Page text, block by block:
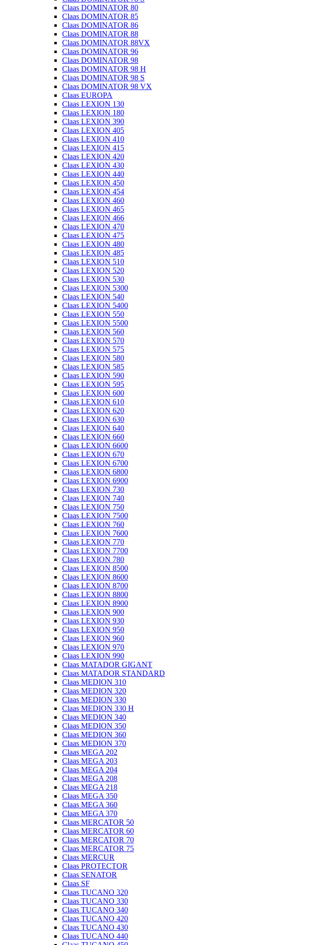
Claas DOMINATOR 80
Claas DOMINATOR 85
Claas DOMINATOR 86
Claas DOMINATOR 88
Claas DOMINATOR 88VX
Claas DOMINATOR 96
Claas DOMINATOR 98
Claas DOMINATOR 98 H
Claas DOMINATOR 98 S
Claas DOMINATOR 98 VX
Claas EUROPA
Claas LEXION 130
Claas LEXION 180
Claas LEXION 390
Claas LEXION 405
Claas LEXION 410
Claas LEXION 415
Claas LEXION 420
Claas LEXION 430
Claas LEXION 440
Claas LEXION 450
Claas LEXION 454
Claas LEXION 460
Claas LEXION 465
Claas LEXION 466
Claas LEXION 470
Claas LEXION 475
Claas LEXION 480
Claas LEXION 485
Claas LEXION 510
Claas LEXION 520
Claas LEXION 530
Claas LEXION 5300
Claas LEXION 540
Claas LEXION 5400
Claas LEXION 550
Claas LEXION 5500
Claas LEXION 560
Claas LEXION 570
Claas LEXION 575
Claas LEXION 580
Claas LEXION 585
Claas LEXION 590
Claas LEXION 595
Claas LEXION 600
Claas LEXION 610
Claas LEXION 620
Claas LEXION 630
Claas LEXION 640
Claas LEXION 660
Claas LEXION 6600
Claas LEXION 670
Claas LEXION 6700
Claas LEXION 6800
Claas LEXION 6900
Claas LEXION 730
Claas LEXION 740
Claas LEXION 750
Claas LEXION 7500
Claas LEXION 760
Claas LEXION 7600
Claas LEXION 770
Claas LEXION 7700
Claas LEXION 780
Claas LEXION 8500
Claas LEXION 8600
Claas LEXION 8700
Claas LEXION 8800
Claas LEXION 8900
Claas LEXION 900
Claas LEXION 930
Claas LEXION 950
Claas LEXION 960
Claas LEXION 970
Claas LEXION 990
Claas MATADOR GIGANT
Claas MATADOR STANDARD
Claas MEDION 310
Claas MEDION 320
Claas MEDION 330
Claas MEDION 330 H
Claas MEDION 340
Claas MEDION 350
Claas MEDION 360
Claas MEDION 370
Claas MEGA 202
Claas MEGA 203
Claas MEGA 204
Claas MEGA 208
Claas MEGA 218
Claas MEGA 350
Claas MEGA 360
Claas MEGA 370
Claas MERCATOR 50
Claas MERCATOR 60
Claas MERCATOR 70
Claas MERCATOR 75
Claas MERCUR
Claas PROTECTOR
Claas SENATOR
Claas SF
Claas TUCANO 320
Claas TUCANO 330
Claas TUCANO 340
Claas TUCANO 420
Claas TUCANO 430
Claas TUCANO 440